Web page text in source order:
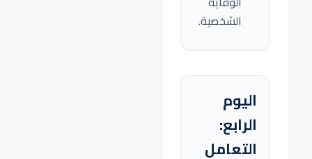
الشخصية.
اليوم
الرابع:
التعامل